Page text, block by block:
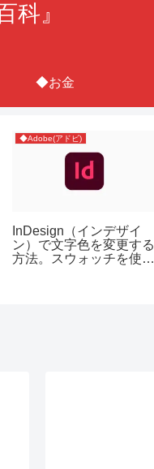
科』
◆お金
◆Adobe(アドビ)
InDesign（インデザイ
ン）で文字色を変更する
方法。スウォッチを使お